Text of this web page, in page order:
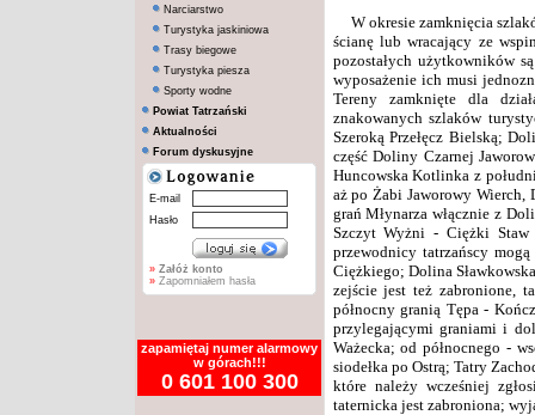
Narciarstwo
Turystyka jaskiniowa
Trasy biegowe
Turystyka piesza
Sporty wodne
Powiat Tatrzański
Aktualności
Forum dyskusyjne
E-mail
Hasło
» Załóż konto
» Zapomniałem hasła
zapamiętaj numer alarmowy
w górach!!!
0 601 100 300
W okresie zamknięcia
ścianę lub wracający ze
pozostałych użytkowników
wyposażenie ich musi
Tereny zamknięte dla
znakowanych szlaków
Szeroką Przełęcz Bielską;
część Doliny Czarnej
Huncowska Kotlinka z
aż po Żabi Jaworowy Wierch,
grań Młynarza włącznie z
Szczyt Wyżni - Ciężki
przewodnicy tatrzańscy
Ciężkiego; Dolina
zejście jest też zabronione,
północny granią Tępa -
przylegającymi graniami i
Ważecka; od północnego -
siodełka po Ostrą; Tatry
które należy wcześniej
taternicka jest zabroniona;